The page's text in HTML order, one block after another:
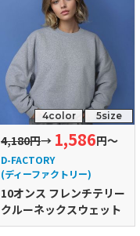
4color 5size
4,180円→ 1,586円～
D-FACTORY
(ディーファクトリー)
10オンス フレンチテリー
クルーネックスウェット